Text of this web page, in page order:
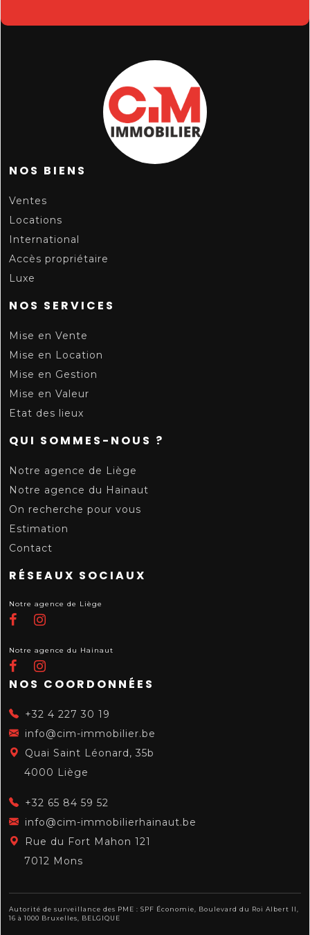
NOS BIENS
Ventes
Locations
International
Accès propriétaire
Luxe
NOS SERVICES
Mise en Vente
Mise en Location
Mise en Gestion
Mise en Valeur
Etat des lieux
QUI SOMMES-NOUS ?
Notre agence de Liège
Notre agence du Hainaut
On recherche pour vous
Estimation
Contact
RÉSEAUX SOCIAUX
Notre agence de Liège
Notre agence du Hainaut
NOS COORDONNÉES
+32 4 227 30 19
info@cim-immobilier.be
Quai Saint Léonard, 35b
4000 Liège
+32 65 84 59 52
info@cim-immobilierhainaut.be
Rue du Fort Mahon 121
7012 Mons
Autorité de surveillance des PME : SPF Économie, Boulevard du Roi Albert II,
16 à 1000 Bruxelles, BELGIQUE